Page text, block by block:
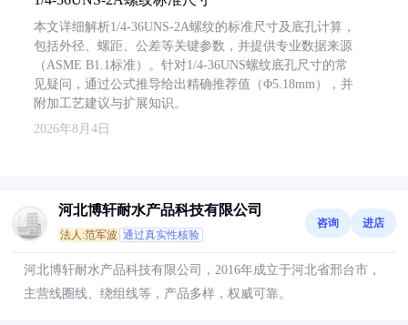
本文详细解析1/4-36UNS-2A螺纹的标准尺寸及底孔计算，
包括外径、螺距、公差等关键参数，并提供专业数据来源
（ASME B1.1标准）。针对1/4-36UNS螺纹底孔尺寸的常
见疑问，通过公式推导给出精确推荐值（Φ5.18mm），并
附加工艺建议与扩展知识。
2026年8月4日
河北博轩耐水产品科技有限公司
法人:范军波 通过真实性核验
咨询 进店
河北博轩耐水产品科技有限公司，2016年成立于河北省邢台市，
主营线圈线、绕组线等，产品多样，权威可靠。